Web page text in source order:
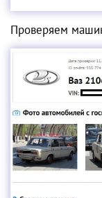
Проверяем